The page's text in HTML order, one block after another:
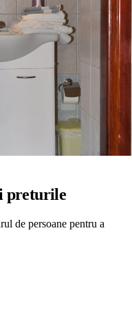
preturile
de persoane pentru a